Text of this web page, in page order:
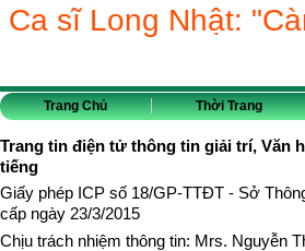
Ca sĩ Long Nhật:
Trang Chủ Thời Trang
Trang tin điện tử thông tin giải trí, Văn
tiếng
Giấy phép ICP số 18/GP-TTĐT - Sở
cấp ngày 23/3/2015
Chịu trách nhiệm thông tin: Mrs. Nguyễn